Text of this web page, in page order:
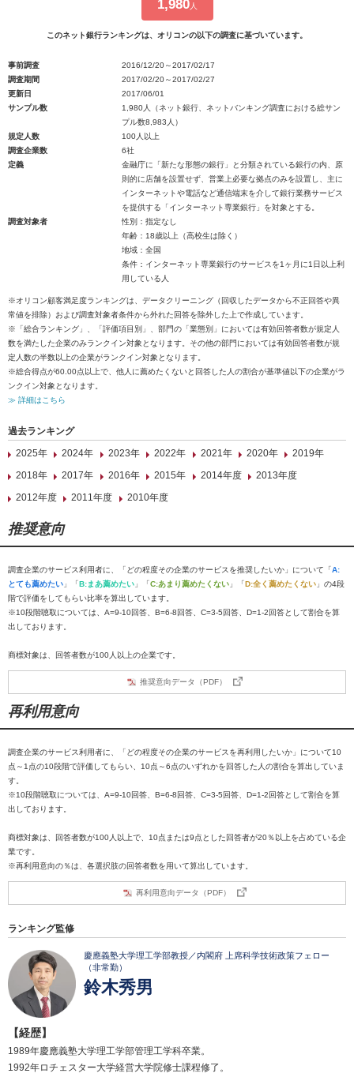
1,980人
このネット銀行ランキングは、オリコンの以下の調査に基づいています。
事前調査
2016/12/20～2017/02/17
調査期間
2017/02/20～2017/02/27
更新日
2017/06/01
サンプル数
1,980人（ネット銀行、ネットバンキング調査における総サン
プル数8,983人）
規定人数
100人以上
調査企業数
6社
定義
金融庁に「新たな形態の銀行」と分類されている銀行の内、原
則的に店舗を設置せず、営業上必要な拠点のみを設置し、主に
インターネットや電話など通信端末を介して銀行業務サービス
を提供する「インターネット専業銀行」を対象とする。
調査対象者
性別：指定なし
年齢：18歳以上（高校生は除く）
地域：全国
条件：インターネット専業銀行のサービスを1ヶ月に1日以上利
用している人
※オリコン顧客満足度ランキングは、データクリーニング（回収したデータから不正回答や異
常値を排除）および調査対象者条件から外れた回答を除外した上で作成しています。
※「総合ランキング」、「評価項目別」、部門の「業態別」においては有効回答者数が規定人
数を満たした企業のみランクイン対象となります。その他の部門においては有効回答者数が規
定人数の半数以上の企業がランクイン対象となります。
※総合得点が60.00点以上で、他人に薦めたくないと回答した人の割合が基準値以下の企業がラ
ンクイン対象となります。
≫ 詳細はこちら
過去ランキング
2025年
2024年 2023年 2022年 2021年 2020年
2019年
2018年
2017年 2016年 2015年 2014年度
2013年度
2012年度
2011年度 2010年度
推奨意向
調査企業のサービス利用者に、「どの程度その企業のサービスを推奨したいか」について「A:
とても薦めたい 」「B:まあ薦めたい 」「C:あまり薦めたくない 」「D:全く薦めたくない 」の4段
階で評価をしてもらい比率を算出しています。
※10段階聴取については、A=9-10回答、B=6-8回答、C=3-5回答、D=1-2回答として割合を算
出しております。
商標対象は、回答者数が100人以上の企業です。
推奨意向データ（PDF）
再利用意向
調査企業のサービス利用者に、「どの程度その企業のサービスを再利用したいか」について10
点～1点の10段階で評価してもらい、10点～6点のいずれかを回答した人の割合を算出していま
す。
※10段階聴取については、A=9-10回答、B=6-8回答、C=3-5回答、D=1-2回答として割合を算
出しております。
商標対象は、回答者数が100人以上で、10点または9点とした回答者が20％以上を占めている企
業です。
※再利用意向の％は、各選択肢の回答者数を用いて算出しています。
再利用意向データ（PDF）
ランキング監修
慶應義塾大学理工学部教授／内閣府 上席科学技術政策フェロー
（非常勤）
鈴木秀男
【経歴】
1989年慶應義塾大学理工学部管理工学科卒業。
1992年ロチェスター大学経営大学院修士課程修了。